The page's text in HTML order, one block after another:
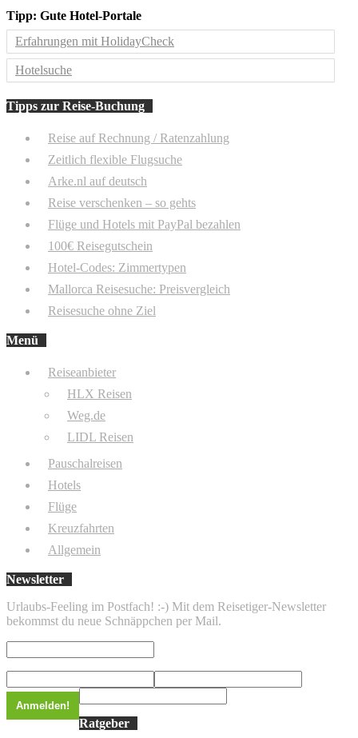
Tipp: Gute Hotel-Portale
Erfahrungen mit HolidayCheck
Hotelsuche
Tipps zur Reise-Buchung
Reise auf Rechnung / Ratenzahlung
Zeitlich flexible Flugsuche
Arke.nl auf deutsch
Reise verschenken – so gehts
Flüge und Hotels mit PayPal bezahlen
100€ Reisegutschein
Hotel-Codes: Zimmertypen
Mallorca Reisesuche: Preisvergleich
Reisesuche ohne Ziel
Menü
Reiseanbieter
HLX Reisen
Weg.de
LIDL Reisen
Pauschalreisen
Hotels
Flüge
Kreuzfahrten
Allgemein
Newsletter
Urlaubs-Feeling im Postfach! :-) Mit dem Reisetiger-Newsletter
bekommst du neue Schnäppchen per Mail.
Ratgeber